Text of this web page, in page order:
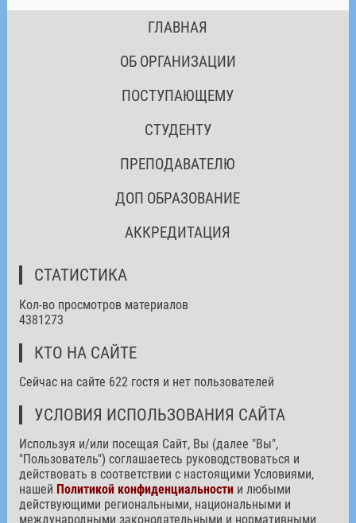
ГЛАВНАЯ
ОБ ОРГАНИЗАЦИИ
ПОСТУПАЮЩЕМУ
СТУДЕНТУ
ПРЕПОДАВАТЕЛЮ
ДОП ОБРАЗОВАНИЕ
АККРЕДИТАЦИЯ
СТАТИСТИКА
Кол-во просмотров материалов
4381273
КТО НА САЙТЕ
Сейчас на сайте 622 гостя и нет пользователей
УСЛОВИЯ ИСПОЛЬЗОВАНИЯ САЙТА
Используя и/или посещая Сайт, Вы (далее "Вы",
"Пользователь") соглашаетесь руководствоваться и
действовать в соответствии с настоящими Условиями,
нашей Политикой конфиденциальностии любыми
действующими региональными, национальными и
международными законодательными и нормативными